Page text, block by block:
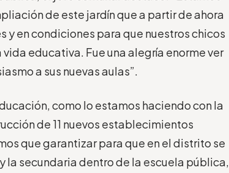
de este jardín que a partir de ahora
en condiciones para que nuestros chicos
educativa. Fue una alegría enorme ver
a sus nuevas aulas”.
como lo estamos haciendo con la
de 11 nuevos establecimientos
que garantizar para que en el distrito se
la secundaria dentro de la escuela pública,